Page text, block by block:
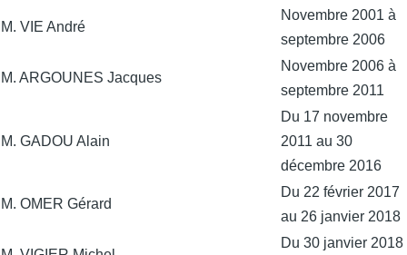
M. VIE André
Novembre 2001 à
septembre 2006
M. ARGOUNES Jacques
Novembre 2006 à
septembre 2011
M. GADOU Alain
Du 17 novembre
2011 au 30
décembre 2016
M. OMER Gérard
Du 22 février 2017
au 26 janvier 2018
Du 30 janvier 2018